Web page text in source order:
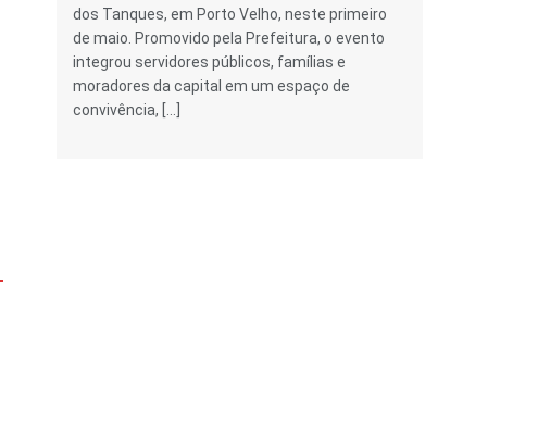
dos Tanques, em Porto Velho, neste primeiro
de maio. Promovido pela Prefeitura, o evento
integrou servidores públicos, famílias e
moradores da capital em um espaço de
convivência, […]